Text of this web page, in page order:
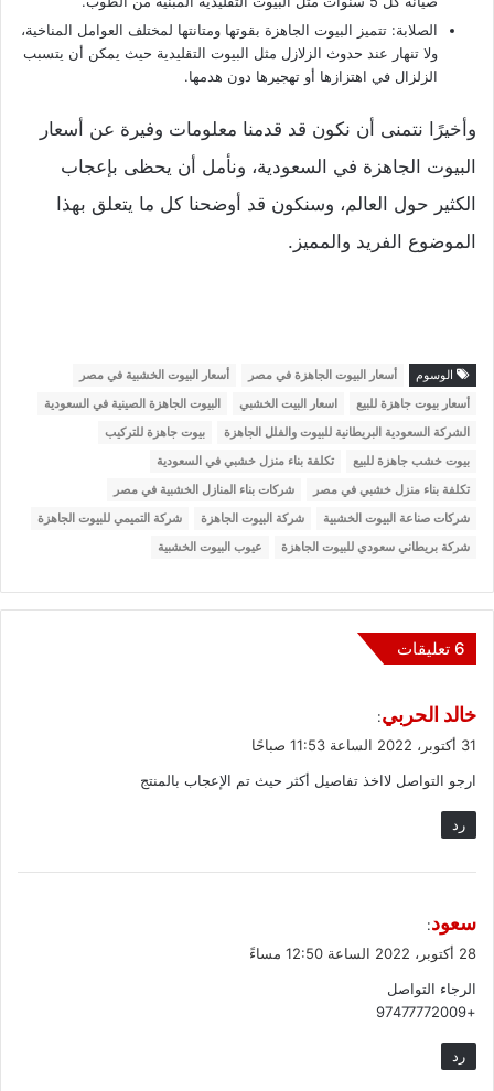
الصلابة: تتميز البيوت الجاهزة بقوتها ومتانتها لمختلف العوامل المناخية،
ولا تنهار عند حدوث الزلازل مثل البيوت التقليدية حيث يمكن أن يتسبب
الزلزال في اهتزازها أو تهجيرها دون هدمها.
وأخيرًا نتمنى أن نكون قد قدمنا معلومات وفيرة عن أسعار
البيوت الجاهزة في السعودية، ونأمل أن يحظى بإعجاب
الكثير حول العالم، وسنكون قد أوضحنا كل ما يتعلق بهذا
الموضوع الفريد والمميز.
الوسوم أسعار البيوت الجاهزة في مصر
أسعار البيوت الخشبية في مصر
أسعار بيوت جاهزة للبيع
اسعار البيت الخشبي
البيوت الجاهزة الصينية في السعودية
الشركة السعودية البريطانية للبيوت والفلل الجاهزة
بيوت جاهزة للتركيب
بيوت خشب جاهزة للبيع
تكلفة بناء منزل خشبي في السعودية
تكلفة بناء منزل خشبي في مصر
شركات بناء المنازل الخشبية في مصر
شركات صناعة البيوت الخشبية
شركة البيوت الجاهزة
شركة التميمي للبيوت الجاهزة
شركة بريطاني سعودي للبيوت الجاهزة
عيوب البيوت الخشبية
‫6 تعليقات
ي
ل
خالد الحربي:
31 أكتوبر، 2022 الساعة 11:53 صباحًا
ارجو التواصل لااخذ تفاصيل أكثر حيث تم الإعجاب بالمنتج
رد
ي
ل
سعود:
28 أكتوبر، 2022 الساعة 12:50 مساءً
الرجاء التواصل
+97477772009
رد